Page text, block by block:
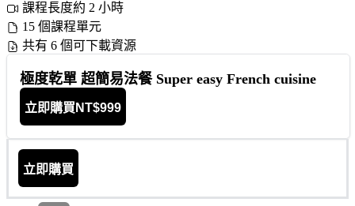
課程長度約 2 小時
15 個課程單元
共有 6 個可下載資源
極度乾單 超簡易法餐 Super easy French cuisine
立即購買 NT$999
立即購買